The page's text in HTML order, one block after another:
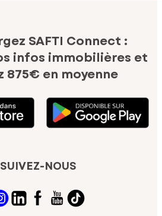
SAFTI Connect :
infos immobilières et
875€ en moyenne
SUIVEZ-NOUS